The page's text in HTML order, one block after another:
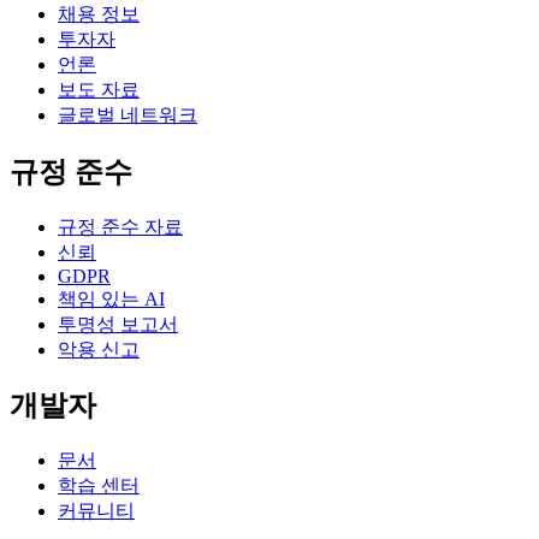
채용 정보
투자자
언론
보도 자료
글로벌 네트워크
규정 준수
규정 준수 자료
신뢰
GDPR
책임 있는 AI
투명성 보고서
악용 신고
개발자
문서
학습 센터
커뮤니티